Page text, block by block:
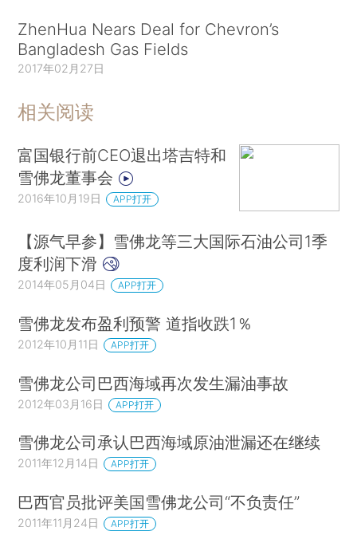
ZhenHua Nears Deal for Chevron’s
Bangladesh Gas Fields
2017年02月27日
相关阅读
富国银行前CEO退出塔吉特和
雪佛龙董事会
2016年10月19日 APP打开
【源气早参】雪佛龙等三大国际石油公司1季
度利润下滑
2014年05月04日 APP打开
雪佛龙发布盈利预警 道指收跌1％
2012年10月11日 APP打开
雪佛龙公司巴西海域再次发生漏油事故
2012年03月16日 APP打开
雪佛龙公司承认巴西海域原油泄漏还在继续
2011年12月14日 APP打开
巴西官员批评美国雪佛龙公司“不负责任”
2011年11月24日 APP打开